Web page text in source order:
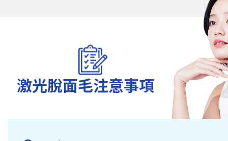
激光脫面毛注意事項